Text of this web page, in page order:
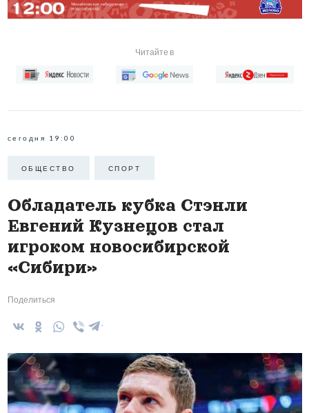
Читайте в
сегодня 19:00
ОБЩЕСТВО СПОРТ
Обладатель кубка Стэнли
Евгений Кузнецов стал
игроком новосибирской
«Сибири»
Поделиться